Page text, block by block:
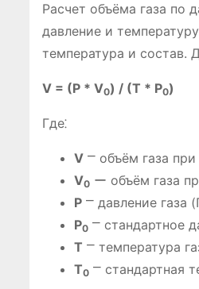
Расчет объёма газа по
давление и
температура и состав.
V = (P * V0) / (T * P0)
Где⁚
V ⎻ объём газа
V0 ー объём газа
P ⎻ давление газа
P0 ⎻ стандартное
T ⎻ температура
T0 ⎻ стандартная